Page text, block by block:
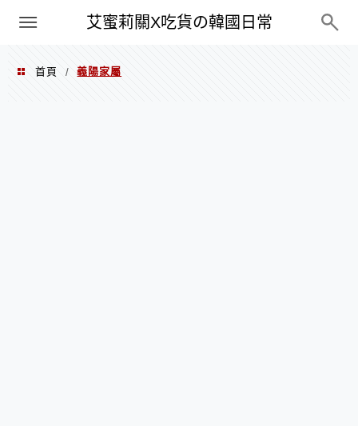
艾蜜莉關X吃貨の韓國日常
PXN
首頁 / 義陽家屬